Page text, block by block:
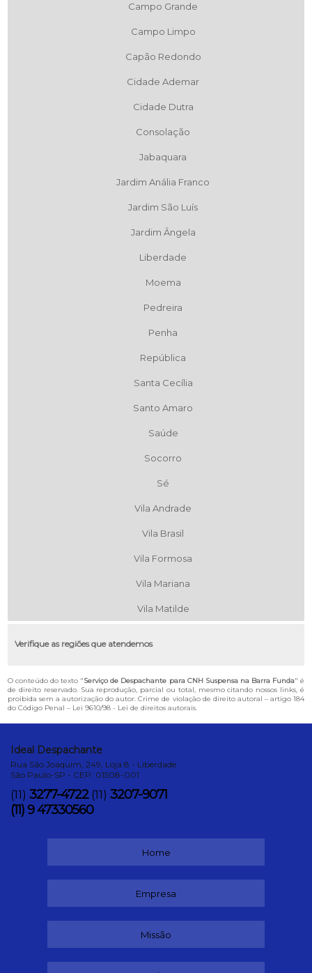
Campo Grande
Campo Limpo
Capão Redondo
Cidade Ademar
Cidade Dutra
Consolação
Jabaquara
Jardim Anália Franco
Jardim São Luís
Jardim Ângela
Liberdade
Moema
Pedreira
Penha
República
Santa Cecília
Santo Amaro
Saúde
Socorro
Sé
Vila Andrade
Vila Brasil
Vila Formosa
Vila Mariana
Vila Matilde
Verifique as regiões que atendemos
O conteúdo do texto "Serviço de Despachante para CNH Suspensa na Barra Funda" é
de direito reservado. Sua reprodução, parcial ou total, mesmo citando nossos links, é
proibida sem a autorização do autor. Crime de violação de direito autoral – artigo 184
do Código Penal – Lei 9610/98 - Lei de direitos autorais.
Ideal Despachante
Rua São Joaquim, 249, Loja:8 - Liberdade
São Paulo-SP - CEP: 01508-001
(11) 3277-4722 (11) 3207-9071
(11) 9 47330560
Home
Empresa
Missão